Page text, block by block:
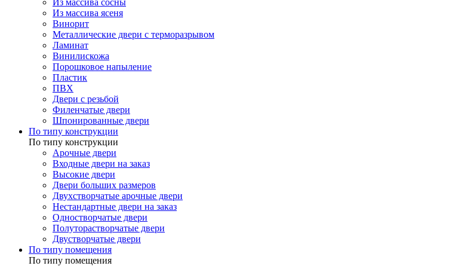
Из массива сосны
Из массива ясеня
Винорит
Металлические двери с терморазрывом
Ламинат
Винилискожа
Порошковое напыление
Пластик
ПВХ
Двери с резьбой
Филенчатые двери
Шпонированные двери
По типу конструкции
По типу конструкции
Арочные двери
Входные двери на заказ
Высокие двери
Двери больших размеров
Двухстворчатые арочные двери
Нестандартные двери на заказ
Одностворчатые двери
Полуторастворчатые двери
Двустворчатые двери
По типу помещения
По типу помещения